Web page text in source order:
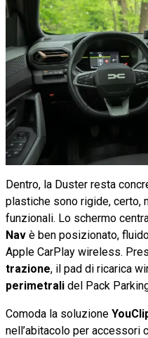
Dentro, la Duster resta
plastiche sono rigide, certo,
funzionali. Lo schermo
Nav è ben posizionato,
Apple CarPlay wireless.
trazione, il pad di ricarica
perimetrali del Pack
Comoda la soluzione
nell’abitacolo per accessori